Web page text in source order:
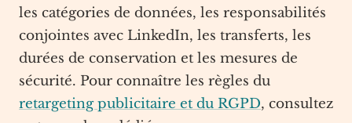
les catégories de données, les responsabilités
conjointes avec LinkedIn, les transferts, les
durées de conservation et les mesures de
sécurité. Pour connaître les règles du
retargeting publicitaire et du RGPD, consultez